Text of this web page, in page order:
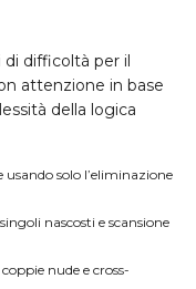
difficoltà per il
attenzione in base
della logica
usando solo l’eliminazione
nascosti e scansione
nude e cross-